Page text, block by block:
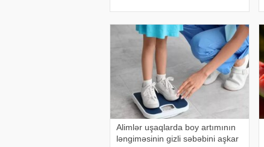
qədə
Alimlər uşaqlarda boy artımının
ləngiməsinin gizli səbəbini aşkar